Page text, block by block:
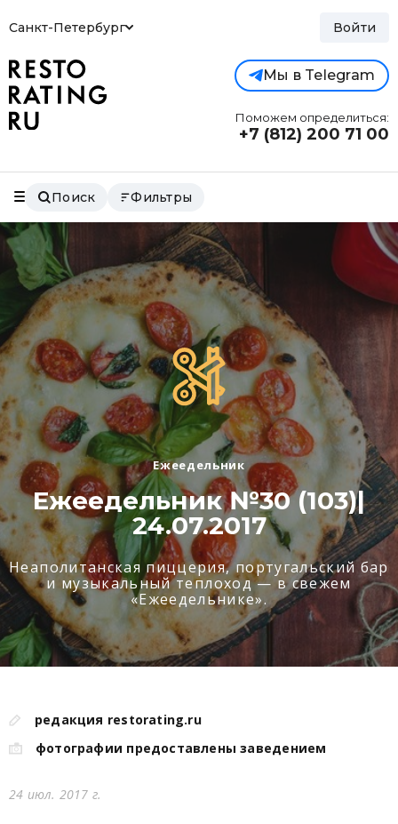
Санкт-Петербург Войти
Мы в Telegram
Поможем определиться:
+7 (812) 200 71 00
Поиск Фильтры
Ежеедельник
Ежеедельник №30 (103)|
24.07.2017
Неаполитанская пиццерия, португальский бар
и музыкальный теплоход — в свежем
«Ежеедельнике».
редакция restorating.ru
фотографии предоставлены заведением
24 июл. 2017 г.